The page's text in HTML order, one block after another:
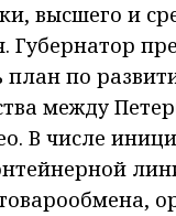
высшего и
Губернатор
план по
между
В числе